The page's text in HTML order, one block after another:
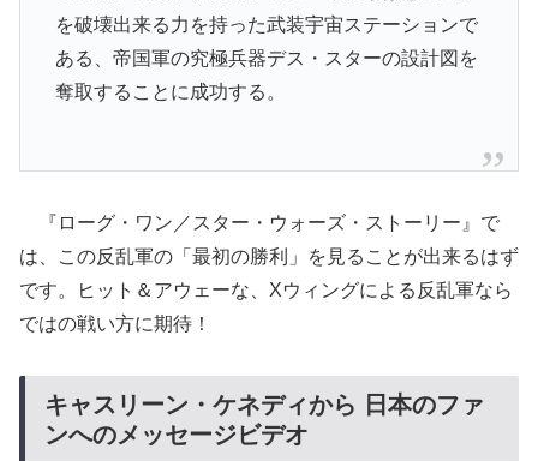
を破壊出来る力を持った武装宇宙ステーションで
ある、帝国軍の究極兵器デス・スターの設計図を
奪取することに成功する。
『ローグ・ワン／スター・ウォーズ・ストーリー』で
は、この反乱軍の「最初の勝利」を見ることが出来るはず
です。ヒット＆アウェーな、Xウィングによる反乱軍なら
ではの戦い方に期待！
キャスリーン・ケネディから 日本のファ
ンへのメッセージビデオ